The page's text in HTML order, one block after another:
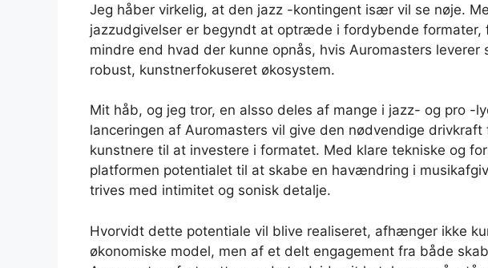
Jeg håber virkelig, at den jazz -kontingent især vil se nøje.
jazzudgivelser er begyndt at optræde i fordybende formater,
mindre end hvad der kunne opnås, hvis Auromasters
robust, kunstnerfokuseret økosystem.
Mit håb, og jeg tror, ​​en alsso deles af mange i jazz- og pro -
lanceringen af ​​Auromasters vil give den nødvendige
kunstnere til at investere i formatet. Med klare tekniske og
platformen potentialet til at skabe en havændring i
trives med intimitet og sonisk detalje.
Hvorvidt dette potentiale vil blive realiseret, afhænger ikke
økonomiske model, men af ​​et delt engagement fra både